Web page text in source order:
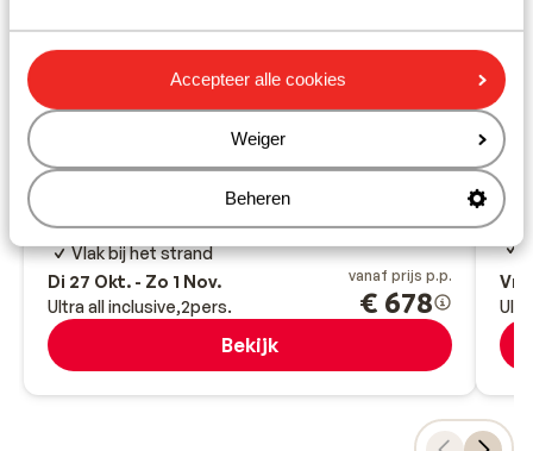
Accepteer alle cookies
Weiger
Beheren
8.5 Fantastisch
Hotel Nova Park
Turkije
Loopafstand van het centrum
Groot zwembad
Vlak bij het strand
Di 27 Okt. - Zo 1 Nov.
Ultra all inclusive 2pers.
vanaf prijs p.p.
€ 678
Bekijk
Vr